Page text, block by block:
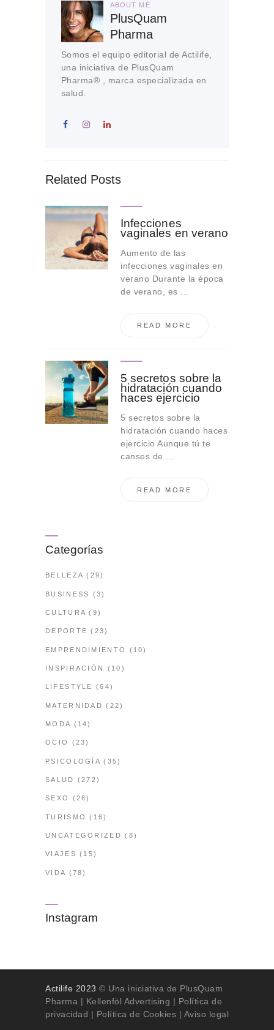
ABOUT ME
PlusQuam
Pharma
Somos el equipo editorial de Actilife,
una iniciativa de PlusQuam
Pharma® , marca especializada en
salud.
Related Posts
Infecciones
vaginales en verano
Aumento de las
infecciones vaginales en
verano Durante la época
de verano, es ...
READ MORE
5 secretos sobre la
hidratación cuando
haces ejercicio
5 secretos sobre la
hidratación cuando haces
ejercicio Aunque tú te
canses de ...
READ MORE
Categorías
BELLEZA (29)
BUSINESS (3)
CULTURA (9)
DEPORTE (23)
EMPRENDIMIENTO (10)
INSPIRACIÓN (10)
LIFESTYLE (64)
MATERNIDAD (22)
MODA (14)
OCIO (23)
PSICOLOGÍA (35)
SALUD (272)
SEXO (26)
TURISMO (16)
UNCATEGORIZED (8)
VIAJES (15)
VIDA (78)
Instagram
Actilife 2023 © Una iniciativa de PlusQuam
Pharma | Kellenföl Advertising | Política de
privacidad | Política de Cookies | Aviso legal